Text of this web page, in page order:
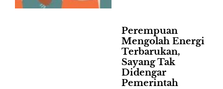
Perempuan
Mengolah Energi
Terbarukan,
Sayang Tak
Didengar
Pemerintah